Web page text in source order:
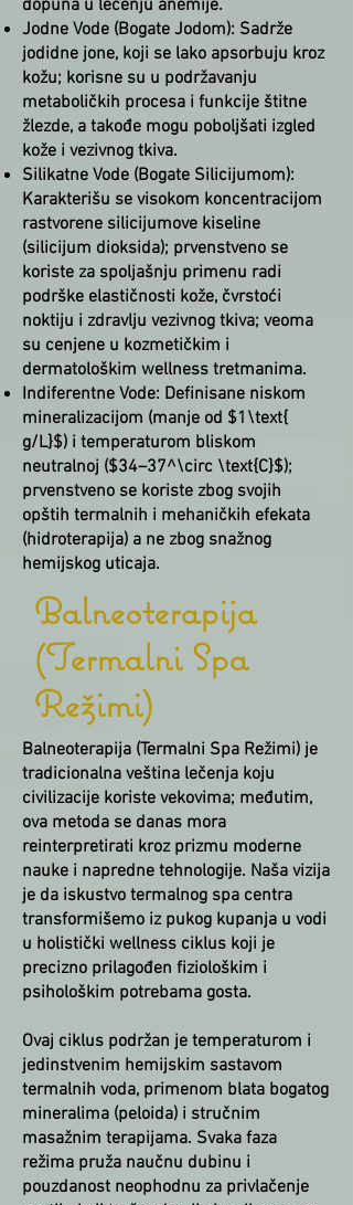
dopuna u lečenju anemije.
Jodne Vode (Bogate Jodom): Sadrže
jodidne jone, koji se lako apsorbuju kroz
kožu; korisne su u podržavanju
metaboličkih procesa i funkcije štitne
žlezde, a takođe mogu poboljšati izgled
kože i vezivnog tkiva.
Silikatne Vode (Bogate Silicijumom):
Karakterišu se visokom koncentracijom
rastvorene silicijumove kiseline
(silicijum dioksida); prvenstveno se
koriste za spoljašnju primenu radi
podrške elastičnosti kože, čvrstoći
noktiju i zdravlju vezivnog tkiva; veoma
su cenjene u kozmetičkim i
dermatološkim wellness tretmanima.
Indiferentne Vode: Definisane niskom
mineralizacijom (manje od $1\text{
g/L}$) i temperaturom bliskom
neutralnoj ($34–37^\circ \text{C}$);
prvenstveno se koriste zbog svojih
opštih termalnih i mehaničkih efekata
(hidroterapija) a ne zbog snažnog
hemijskog uticaja.
Balneoterapija
(Termalni Spa
Režimi)
Balneoterapija (Termalni Spa Režimi) je
tradicionalna veština lečenja koju
civilizacije koriste vekovima; međutim,
ova metoda se danas mora
reinterpretirati kroz prizmu moderne
nauke i napredne tehnologije. Naša vizija
je da iskustvo termalnog spa centra
transformišemo iz pukog kupanja u vodi
u holistički wellness ciklus koji je
precizno prilagođen fiziološkim i
psihološkim potrebama gosta.
Ovaj ciklus podržan je temperaturom i
jedinstvenim hemijskim sastavom
termalnih voda, primenom blata bogatog
mineralima (peloida) i stručnim
masažnim terapijama. Svaka faza
režima pruža naučnu dubinu i
pouzdanost neophodnu za privlačenje